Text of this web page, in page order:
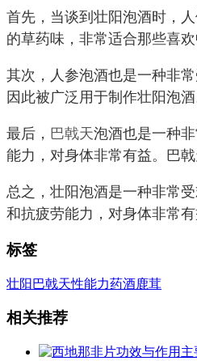
首先，当谈到壮阳泡酒时，
的草药味，非常适合那些喜
其次，人参泡酒也是一种非
因此被广泛用于制作壮阳泡
最后， 巴戟天泡酒也是一种非
能力，对身体非常有益。巴
总之，壮阳泡酒是一种非常
和抗疲劳能力，对身体非常
标签
壮阳 巴戟天性能力药酒鹿茸
相关推荐